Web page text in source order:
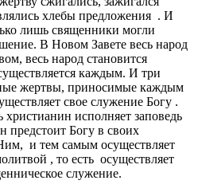
хлебы предложения . И
лишь священники могли
В Новом Завете весь народ
весь народ становится
каждым. И три
жертвы, приносимые каждым
свое служение Богу .
христианин исполняет заповедь
Богу в своих
и тем самым осуществляет
, то есть осуществляет
служение.